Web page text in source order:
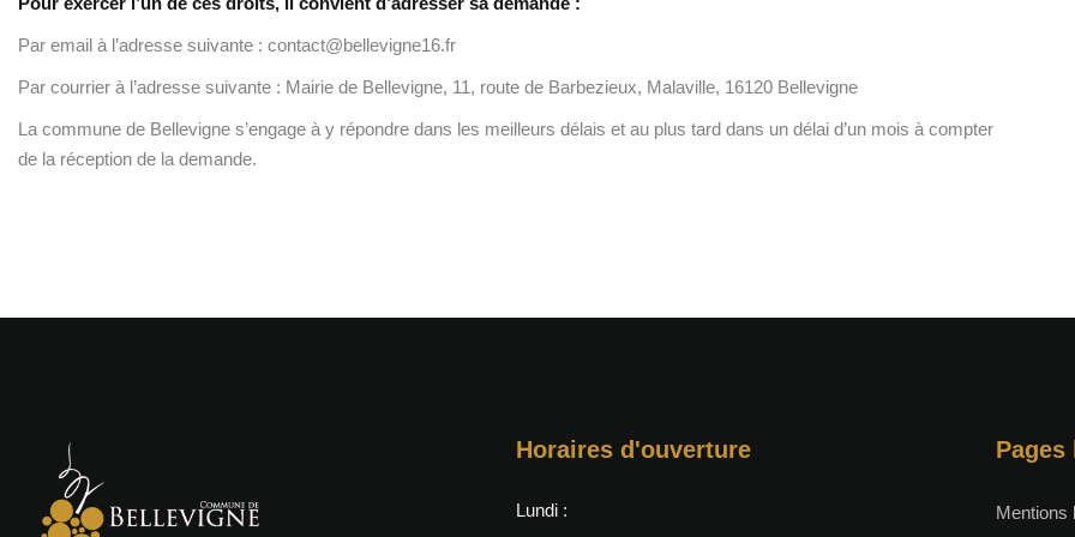
Par email à l’adresse suivante : contact@bellevigne16.fr
Par courrier à l’adresse suivante : Mairie de Bellevigne, 11, route de Barbezieux, Malaville, 16120 Bellevigne
La commune de Bellevigne s’engage à y répondre dans les meilleurs délais et au plus tard dans un délai d’un mois à compter
de la réception de la demande.
Horaires d'ouverture
Lundi :
Pages
Mentions